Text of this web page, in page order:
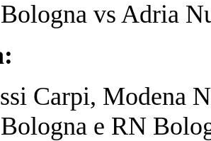
vs Adria
Carpi, Modena
e RN